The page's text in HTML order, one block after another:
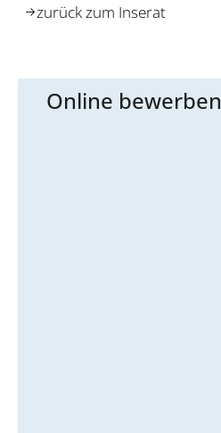
zurück zum Inserat
Online bewerben